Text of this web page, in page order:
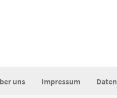
uns Impressum